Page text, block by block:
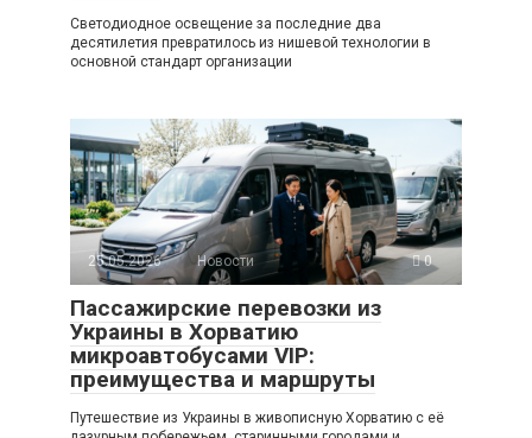
Светодиодное освещение за последние два
десятилетия превратилось из нишевой технологии в
основной стандарт организации
25.05.2026 Новости 0
Пассажирские перевозки из
Украины в Хорватию
микроавтобусами VIP:
преимущества и маршруты
Путешествие из Украины в живописную Хорватию с её